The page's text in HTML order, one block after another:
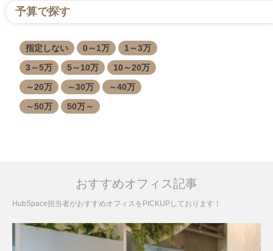
予算で探す
指定しない 0～1万
1～3万
3～5万
5～10万
10～20万
～20万
～30万
～40万
～50万
50万～
おすすめオフィス記事
HubSpace担当者がおすすめオフィスをPICKUPしております！